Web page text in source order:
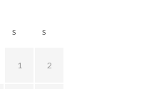
S S
1 2